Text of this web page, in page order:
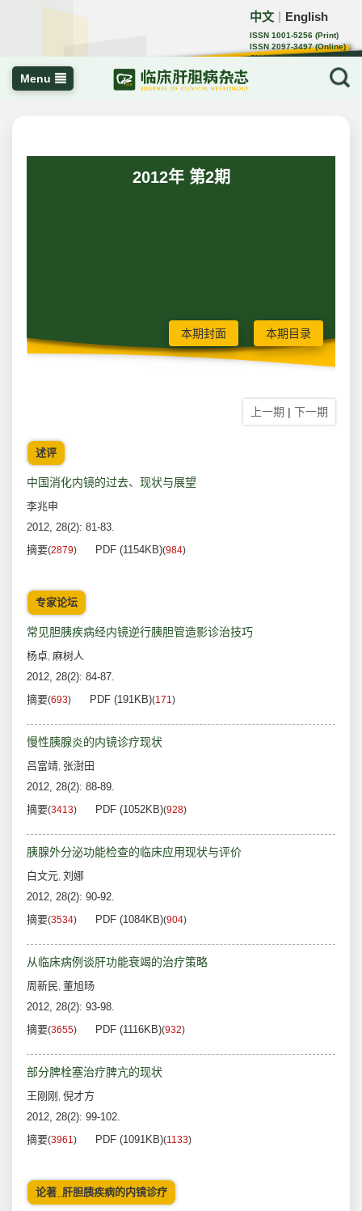
中文 English
ISSN 1001-5256 (Print)
ISSN 2097-3497 (Online)
CN 22-1108/R
Menu
2012年 第2期
本期封面 本期目录
上一期 | 下一期
述评
中国消化内镜的过去、现状与展望
李兆申
2012, 28(2): 81-83.
摘要(2879) PDF (1154KB)(984)
专家论坛
常见胆胰疾病经内镜逆行胰胆管造影诊治技巧
杨卓, 麻树人
2012, 28(2): 84-87.
摘要(693) PDF (191KB)(171)
慢性胰腺炎的内镜诊疗现状
吕富靖, 张澍田
2012, 28(2): 88-89.
摘要(3413) PDF (1052KB)(928)
胰腺外分泌功能检查的临床应用现状与评价
白文元, 刘娜
2012, 28(2): 90-92.
摘要(3534) PDF (1084KB)(904)
从临床病例谈肝功能衰竭的治疗策略
周新民, 董旭旸
2012, 28(2): 93-98.
摘要(3655) PDF (1116KB)(932)
部分脾栓塞治疗脾亢的现状
王刚刚 , 倪才方
2012, 28(2): 99-102.
摘要(3961) PDF (1091KB)(1133)
论著_肝胆胰疾病的内镜诊疗